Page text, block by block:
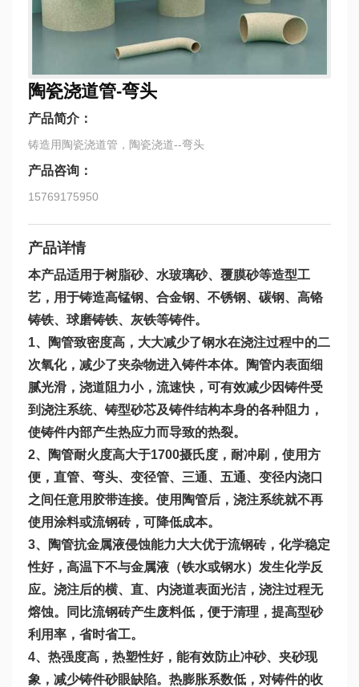
陶瓷浇道管-弯头
产品简介：
铸造用陶瓷浇道管，陶瓷浇道--弯头
产品咨询：
15769175950
产品详情
本产品适用于树脂砂、水玻璃砂、覆膜砂等造型工
艺，用于铸造高锰钢、合金钢、不锈钢、碳钢、高铬
铸铁、球磨铸铁、灰铁等铸件。
1、陶管致密度高，大大减少了钢水在浇注过程中的二
次氧化，减少了夹杂物进入铸件本体。陶管内表面细
腻光滑，浇道阻力小，流速快，可有效减少因铸件受
到浇注系统、铸型砂芯及铸件结构本身的各种阻力，
使铸件内部产生热应力而导致的热裂。
2、陶管耐火度高大于1700摄氏度，耐冲刷，使用方
便，直管、弯头、变径管、三通、五通、变径内浇口
之间任意用胶带连接。使用陶管后，浇注系统就不再
使用涂料或流钢砖，可降低成本。
3、陶管抗金属液侵蚀能力大大优于流钢砖，化学稳定
性好，高温下不与金属液（铁水或钢水）发生化学反
应。浇注后的横、直、内浇道表面光洁，浇注过程无
熔蚀。同比流钢砖产生废料低，便于清理，提高型砂
利用率，省时省工。
4、热强度高，热塑性好，能有效防止冲砂、夹砂现
象，减少铸件砂眼缺陷。热膨胀系数低，对铸件的收